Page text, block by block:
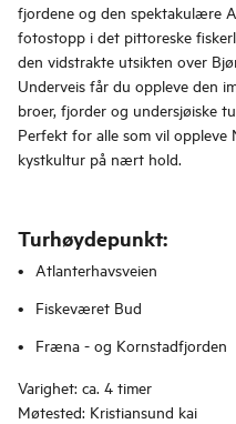
fjordene og den spektakulære
fotostopp i det pittoreske
den vidstrakte utsikten over
Underveis får du oppleve den
broer, fjorder og undersjøiske
Perfekt for alle som vil oppleve
kystkultur på nært hold.
Turhøydepunkt:
Atlanterhavsveien
Fiskeværet Bud
Fræna - og Kornstadfjorden
Varighet: ca. 4 timer
Møtested: Kristiansund kai